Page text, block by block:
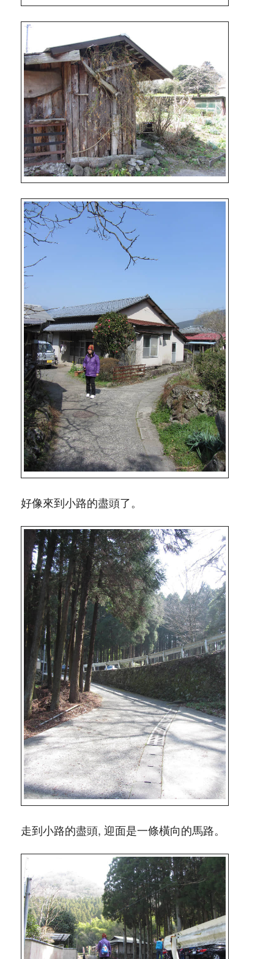
好像來到小路的盡頭了。
走到小路的盡頭, 迎面是一條橫向的馬路。